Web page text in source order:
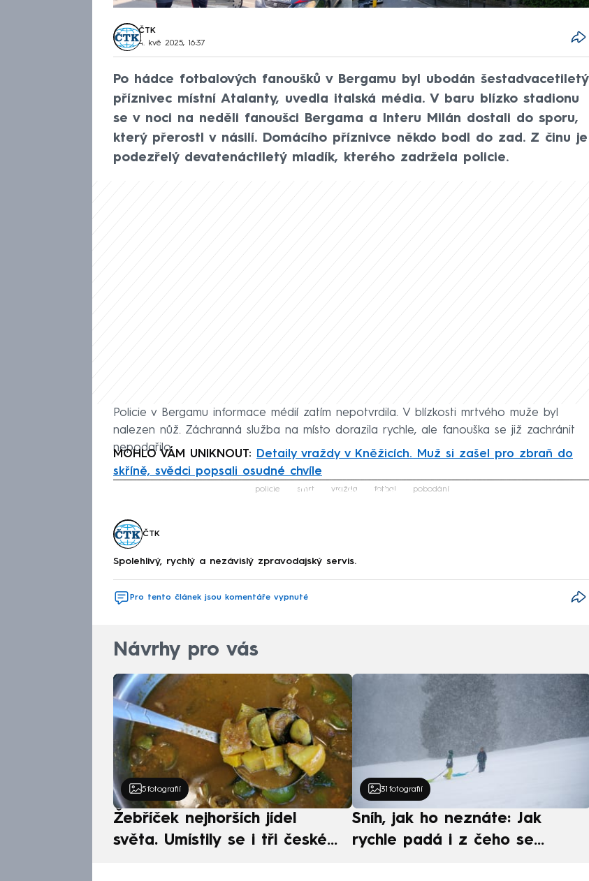
ČTK
4. kvě 2025, 16:37
Po hádce fotbalových fanoušků v Bergamu byl ubodán šestadvacetiletý
příznivec místní Atalanty, uvedla italská média. V baru blízko stadionu
se v noci na neděli fanoušci Bergama a Interu Milán dostali do sporu,
který přerostl v násilí. Domácího příznivce někdo bodl do zad. Z činu je
podezřelý devatenáctiletý mladík, kterého zadržela policie.
Policie v Bergamu informace médií zatím nepotvrdila. V blízkosti mrtvého muže byl
nalezen nůž. Záchranná služba na místo dorazila rychle, ale fanouška se již zachránit
nepodařilo.
MOHLO VÁM UNIKNOUT:
Detaily vraždy v Kněžicích. Muž si zašel pro zbraň do
skříně, svědci popsali osudné chvíle
Failed to fetch
policie smrt vražda fotbal pobodání
ČTK
Spolehlivý, rychlý a nezávislý zpravodajský servis.
Pro tento článek jsou komentáře vypnuté
Návrhy pro vás
5 fotografií
Žebříček nejhorších jídel
světa. Umístily se i tři české
31 fotografií
Sníh, jak ho neznáte: Jak
rychle padá i z čeho se